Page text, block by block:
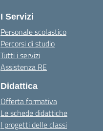
I Servizi
Personale scolastico
Percorsi di studio
Tutti i servizi
Assistenza RE
Didattica
Offerta formativa
Le schede didattiche
I progetti delle classi